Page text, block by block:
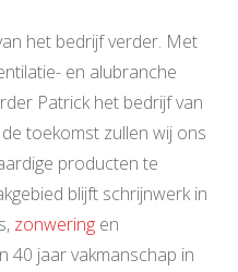
het bedrijf verder. Met
en alubranche
Patrick het bedrijf van
toekomst zullen wij ons
producten te
blijft schrijnwerk in
zonwering en
40 jaar vakmanschap in